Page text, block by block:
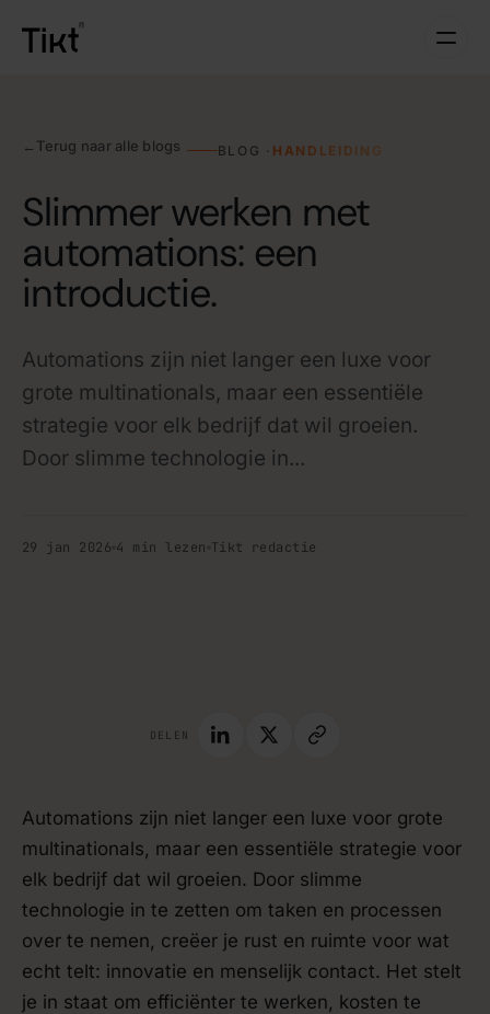
← Terug naar alle blogs BLOG · HANDLEIDING
Slimmer werken met
automations: een
introductie.
Automations zijn niet langer een luxe voor
grote multinationals, maar een essentiële
strategie voor elk bedrijf dat wil groeien.
Door slimme technologie in...
29 jan 2026 4 min lezen Tikt redactie
DELEN
Automations zijn niet langer een luxe voor grote
multinationals, maar een essentiële strategie voor
elk bedrijf dat wil groeien. Door slimme
technologie in te zetten om taken en processen
over te nemen, creëer je rust en ruimte voor wat
echt telt: innovatie en menselijk contact. Het stelt
je in staat om efficiënter te werken, kosten te